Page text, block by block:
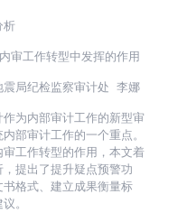
析
作转型中发挥的作用
察审计处 李娜
为内部审计工作的新型审
部审计工作的一个重点。
工作转型的作用，本文着
提出了提升疑点预警功
格式、建立成果衡量标
。